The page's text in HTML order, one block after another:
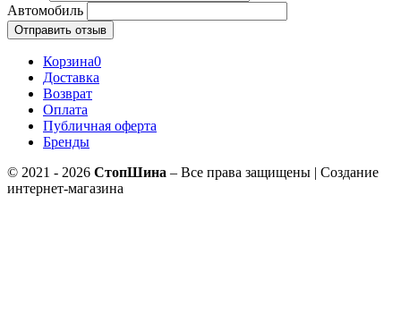
Автомобиль
Отправить отзыв
Корзина0
Доставка
Возврат
Оплата
Публичная оферта
Бренды
© 2021 - 2026 СтопШина – Все права защищены | Создание
интернет-магазина